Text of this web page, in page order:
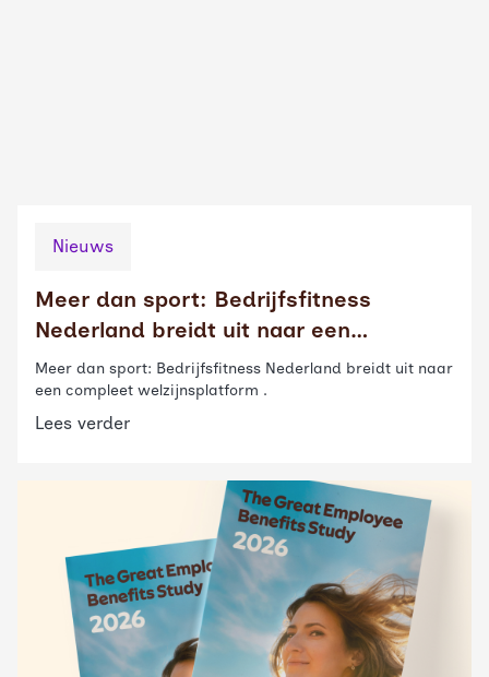
Nieuws
Meer dan sport: Bedrijfsfitness
Nederland breidt uit naar een
compleet welzijnsplatform
Meer dan sport: Bedrijfsfitness Nederland breidt uit naar
een compleet welzijnsplatform .
Lees verder
The Great Employee Benefits Study